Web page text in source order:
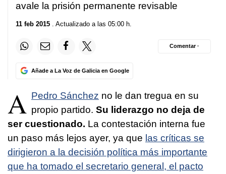
avale la prisión permanente revisable
11 feb 2015 . Actualizado a las 05:00 h.
Añade a La Voz de Galicia en Google
Comentar ·
A Pedro Sánchez no le dan tregua en su
propio partido. Su liderazgo no deja de
ser cuestionado. La contestación interna fue
un paso más lejos ayer, ya que las críticas se
dirigieron a la decisión política más importante
que ha tomado el secretario general, el pacto